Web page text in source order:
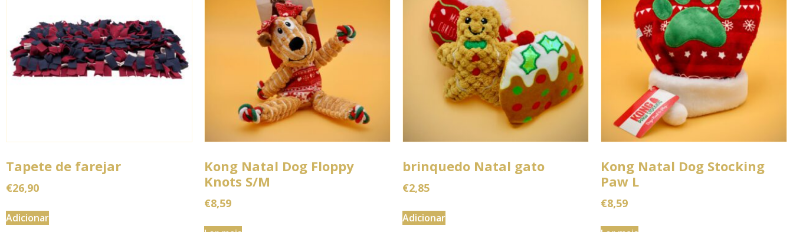
Tapete de farejar
€26,90
Adicionar
Kong Natal Dog Floppy
Knots S/M
€8,59
brinquedo Natal gato
€2,85
Adicionar
Kong Natal Dog Stocking
Paw L
€8,59